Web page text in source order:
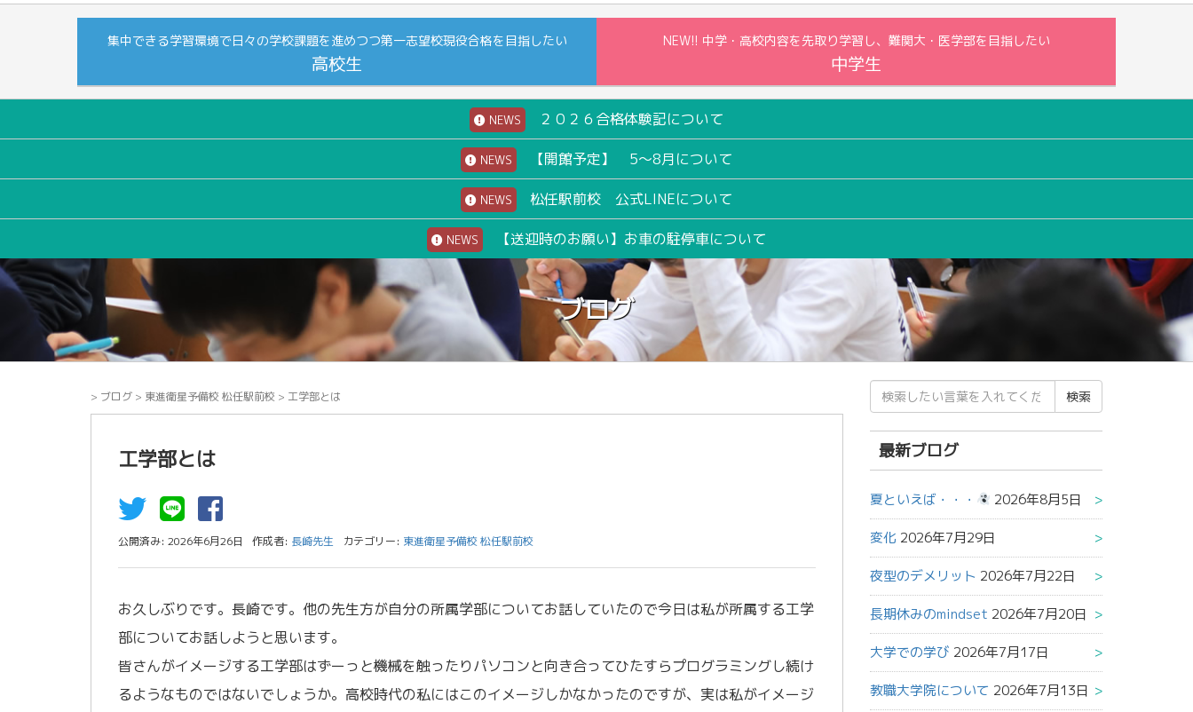
集中できる学習環境で日々の学校課題を進めつつ第一志望校現役合格を目指したい
高校生
NEW!! 中学・高校内容を先取り学習し、難関大・医学部を目指したい
中学生
NEWS ２０２６合格体験記について
NEWS 【開館予定】 5～8月について
NEWS 松任駅前校 公式LINEについて
NEWS 【送迎時のお願い】お車の駐停車について
ブログ
> ブログ > 東進衛星予備校 松任駅前校 > 工学部とは
工学部とは
公開済み: 2026年6月26日 作成者: 長崎先生 カテゴリー: 東進衛星予備校 松任駅前校
お久しぶりです。長崎です。他の先生方が自分の所属学部についてお話していたので今日は私が所属する工学
部についてお話しようと思います。
皆さんがイメージする工学部はずーっと機械を触ったりパソコンと向き合ってひたすらプログラミングし続け
るようなものではないでしょうか。高校時代の私にはこのイメージしかなかったのですが、実は私がイメージ
検
索
結
果:
最新ブログ
夏といえば・・・ 2026年8月5日
変化 2026年7月29日
夜型のデメリット 2026年7月22日
長期休みのmindset 2026年7月20日
大学での学び 2026年7月17日
教職大学院について 2026年7月13日